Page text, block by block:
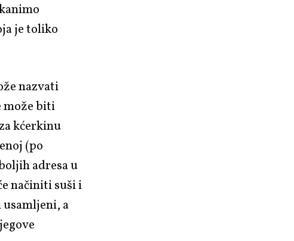
je toliko
nazvati
može biti
kćerkinu
(po
adresa u
načiniti suši i
a